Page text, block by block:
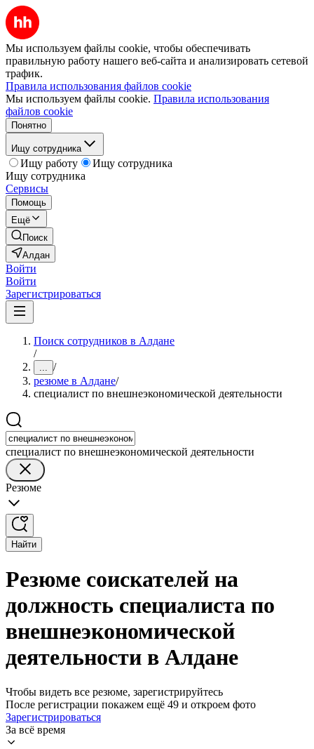
Мы используем файлы cookie, чтобы обеспечивать
правильную работу нашего веб-сайта и анализировать сетевой
трафик.
Правила использования файлов cookie
Мы используем файлы cookie. Правила использования
файлов cookie
Понятно
Ищу сотрудника
Ищу работу
Ищу сотрудника
Ищу сотрудника
Сервисы
Помощь
Ещё
Поиск
Алдан
Войти
Войти
Зарегистрироваться
Поиск сотрудников в Алдане
/
... /
резюме в Алдане/
специалист по внешнеэкономической деятельности
специалист по внешнеэкономической деятельности
Резюме
Найти
Резюме соискателей на
должность специалиста по
внешнеэкономической
деятельности в Алдане
Чтобы видеть все резюме, зарегистрируйтесь
После регистрации покажем ещё 49 и откроем фото
Зарегистрироваться
За всё время